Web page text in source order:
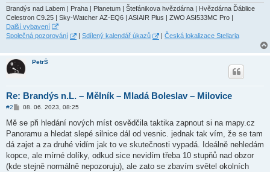
Brandýs nad Labem | Praha | Planetum | Štefánikova hvězdárna | Hvězdárna Ďáblice
Celestron C9.25 | Sky-Watcher AZ-EQ6 | ASIAIR Plus | ZWO ASI533MC Pro |
Další vybavení
Společná pozorování
Sdílený kalendář úkazů Česká lokalizace Stellaria
PetrŠ
Re: Brandýs n.L. – Mělník – Mladá Boleslav – Milovice
#2
P
í
p
ě
e
k
08. 06. 2023, 08:25
Mě se při hledání nových míst osvědčila taktika zapnout si na mapy.cz
Panoramu a hledat slepé silnice dál od vesnic. jednak tak vím, že se tam
dá zajet a za druhé vidím jak to ve skutečnosti vypadá. Ideálně nehledám
kopce, ale mírné dolíky, odkud sice nevidím třeba 10 stupňů nad obzor
(kde stejně normálně nepozoruju), ale zato se zbavím světel okolních